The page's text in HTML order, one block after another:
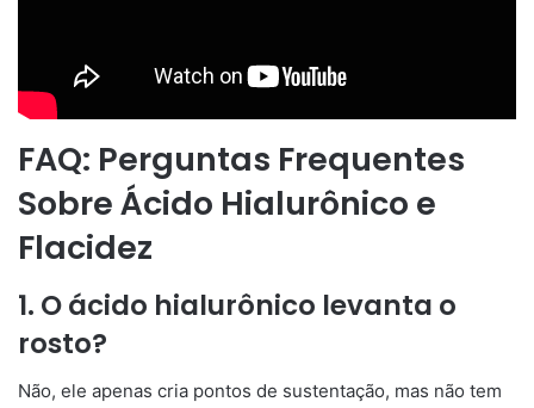
FAQ: Perguntas Frequentes
Sobre Ácido Hialurônico e
Flacidez
1. O ácido hialurônico levanta o
rosto?
Não, ele apenas cria pontos de sustentação, mas não tem